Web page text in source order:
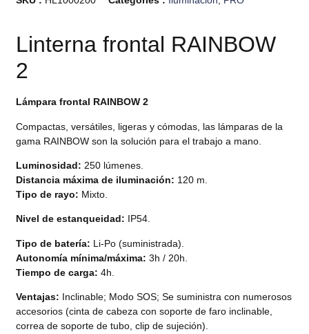
Linterna frontal RAINBOW
2
Lámpara frontal RAINBOW 2
Compactas, versátiles, ligeras y cómodas, las lámparas de la
gama RAINBOW son la solución para el trabajo a mano.
Luminosidad: 250 lúmenes.
Distancia máxima de iluminación: 120 m.
Tipo de rayo: Mixto.
Nivel de estanqueidad: IP54.
Tipo de batería: Li-Po (suministrada).
Autonomía mínima/máxima: 3h / 20h.
Tiempo de carga: 4h.
Ventajas: Inclinable; Modo SOS; Se suministra con numerosos
accesorios (cinta de cabeza con soporte de faro inclinable,
correa de soporte de tubo, clip de sujeción).